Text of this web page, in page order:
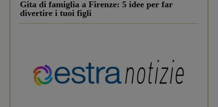
Gita di famiglia a Firenze: 5 idee per far
divertire i tuoi figli